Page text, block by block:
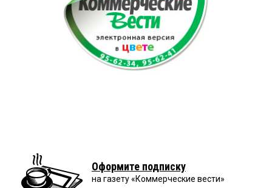
Оформите подписку
на газету «Коммерческие вести»